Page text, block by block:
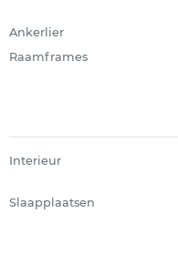
Ankerlier
Raamframes
Interieur
Slaapplaatsen